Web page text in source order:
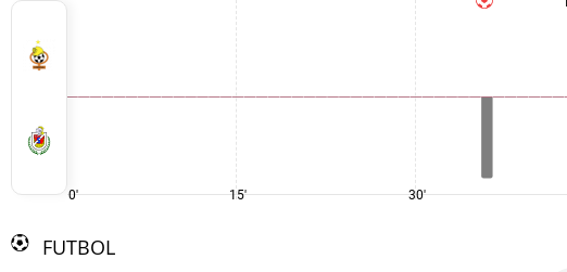
0' 15' 30'
FUTBOL